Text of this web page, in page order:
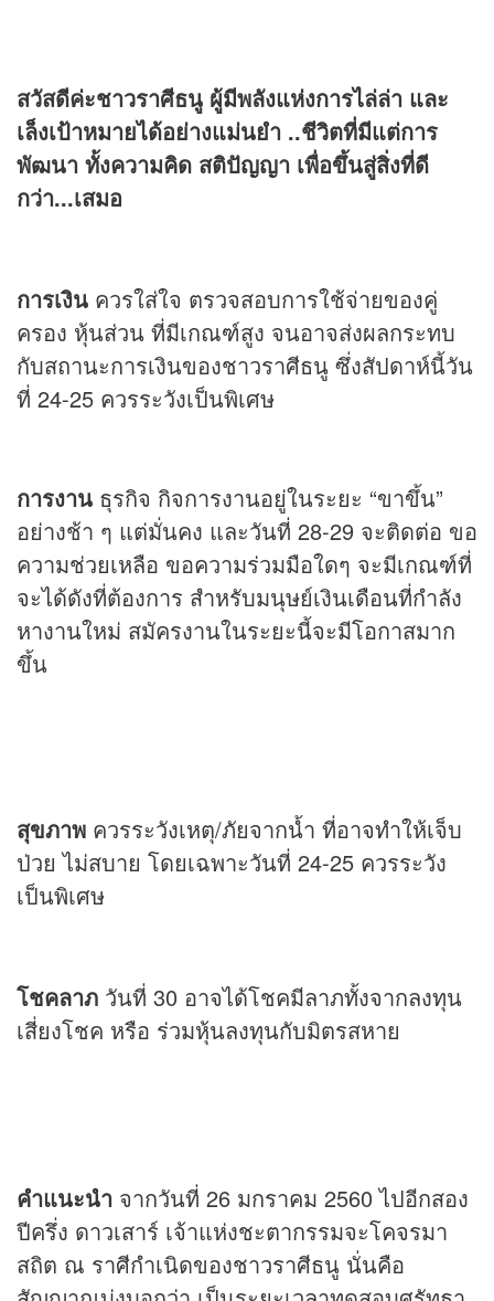
สวัสดีค่ะชาวราศีธนู ผู้มีพลังแห่งการไล่ล่า และ
เล็งเป้าหมายได้อย่างแม่นยำ ..ชีวิตที่มีแต่การ
พัฒนา ทั้งความคิด สติปัญญา เพื่อขึ้นสู่สิ่งที่ดี
กว่า...เสมอ
การเงิน ควรใส่ใจ ตรวจสอบการใช้จ่ายของคู่
ครอง หุ้นส่วน ที่มีเกณฑ์สูง จนอาจส่งผลกระทบ
กับสถานะการเงินของชาวราศีธนู ซึ่งสัปดาห์นี้วัน
ที่ 24-25 ควรระวังเป็นพิเศษ
การงาน ธุรกิจ กิจการงานอยู่ในระยะ “ขาขึ้น”
อย่างช้า ๆ แต่มั่นคง และวันที่ 28-29 จะติดต่อ ขอ
ความช่วยเหลือ ขอความร่วมมือใดๆ จะมีเกณฑ์ที่
จะได้ดังที่ต้องการ สำหรับมนุษย์เงินเดือนที่กำลัง
หางานใหม่ สมัครงานในระยะนี้จะมีโอกาสมาก
ขึ้น
สุขภาพ ควรระวังเหตุ/ภัยจากน้ำ ที่อาจทำให้เจ็บ
ป่วย ไม่สบาย โดยเฉพาะวันที่ 24-25 ควรระวัง
เป็นพิเศษ
โชคลาภ วันที่ 30 อาจได้โชคมีลาภทั้งจากลงทุน
เสี่ยงโชค หรือ ร่วมหุ้นลงทุนกับมิตรสหาย
คำแนะนำ จากวันที่ 26 มกราคม 2560 ไปอีกสอง
ปีครึ่ง ดาวเสาร์ เจ้าแห่งชะตากรรมจะโคจรมา
สถิต ณ ราศีกำเนิดของชาวราศีธนู นั่นคือ